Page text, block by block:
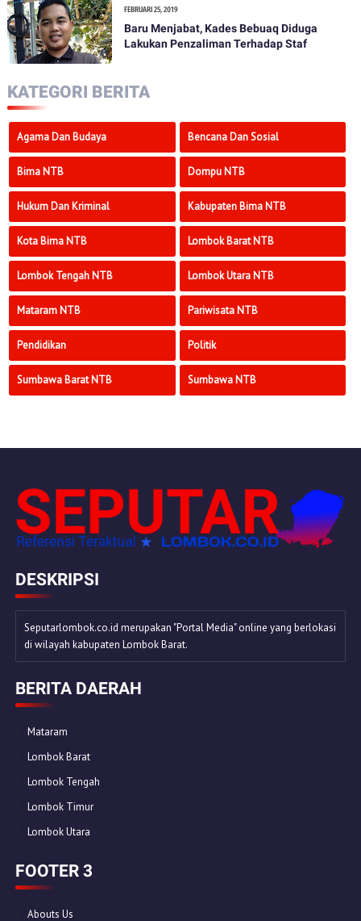
FEBRUARI 25, 2019
Baru Menjabat, Kades Bebuaq Diduga
Lakukan Penzaliman Terhadap Staf
KATEGORI BERITA
Agama Dan Budaya Bencana Dan Sosial
Bima NTB Dompu NTB
Hukum Dan Kriminal Kabupaten Bima NTB
Kota Bima NTB Lombok Barat NTB
Lombok Tengah NTB Lombok Utara NTB
Mataram NTB Pariwisata NTB
Pendidikan Politik
Sumbawa Barat NTB Sumbawa NTB
DESKRIPSI
Seputarlombok.co.id merupakan "Portal Media" online yang berlokasi
di wilayah kabupaten Lombok Barat.
BERITA DAERAH
Mataram
Lombok Barat
Lombok Tengah
Lombok Timur
Lombok Utara
FOOTER 3
Abouts Us